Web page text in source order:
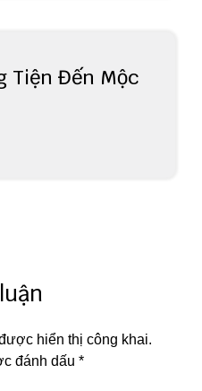
Tiện Đến Mộc
hiển thị công khai.
đánh dấu *